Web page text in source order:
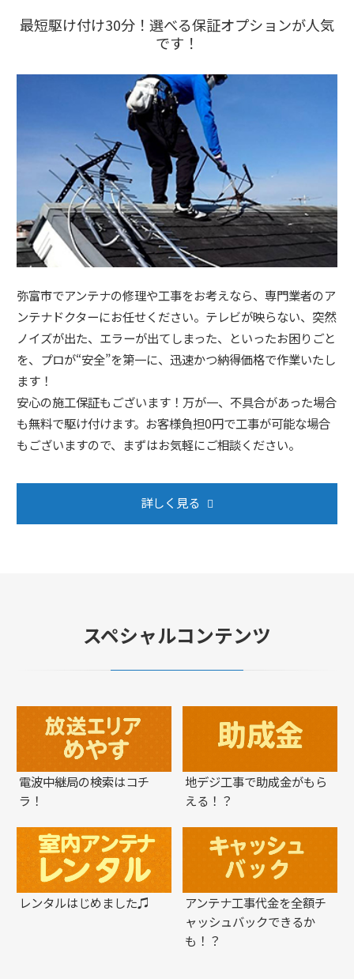
最短駆け付け30分！選べる保証オプションが人気
です！
弥富市でアンテナの修理や工事をお考えなら、専門業者のア
ンテナドクターにお任せください。テレビが映らない、突然
ノイズが出た、エラーが出てしまった、といったお困りごと
を、プロが“安全”を第一に、迅速かつ納得価格で作業いたし
ます！
安心の施工保証もございます！万が一、不具合があった場合
も無料で駆け付けます。お客様負担0円で工事が可能な場合
もございますので、まずはお気軽にご相談ください。
詳しく見る
スペシャルコンテンツ
電波中継局の検索はコチ
ラ！
地デジ工事で助成金がもら
える！？
レンタルはじめました♫
アンテナ工事代金を全額チ
ャッシュバックできるか
も！？